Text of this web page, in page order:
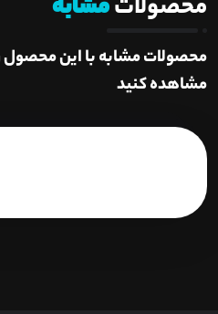
محصولاتمشابه
محصولات مشابه با این محصول
مشاهده کنید